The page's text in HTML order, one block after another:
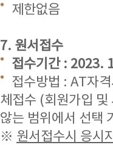
제한없음
7. 원서접수
접수기간 : 2023.
접수방법 : AT자
체접수 (회원가입 및
않는 범위에서 선택
※ 원서접수시 응시